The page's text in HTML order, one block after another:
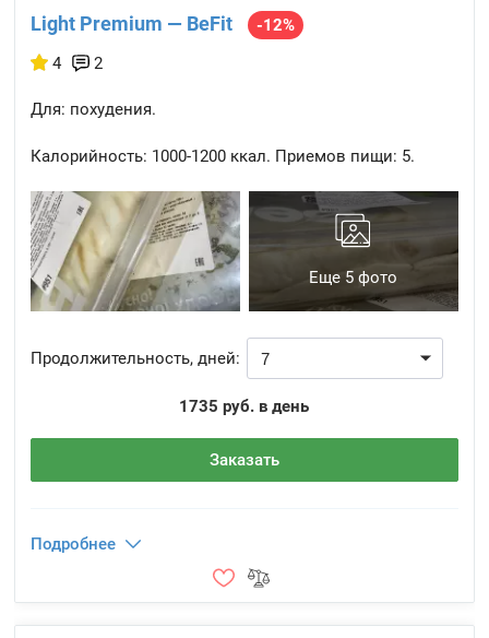
Light Premium — BeFit
-12%
4
2
Для: похудения.
Калорийность: 1000-1200 ккал. Приемов пищи: 5.
Еще 5 фото
Продолжительность, дней:
1735 руб. в день
Заказать
Подробнее